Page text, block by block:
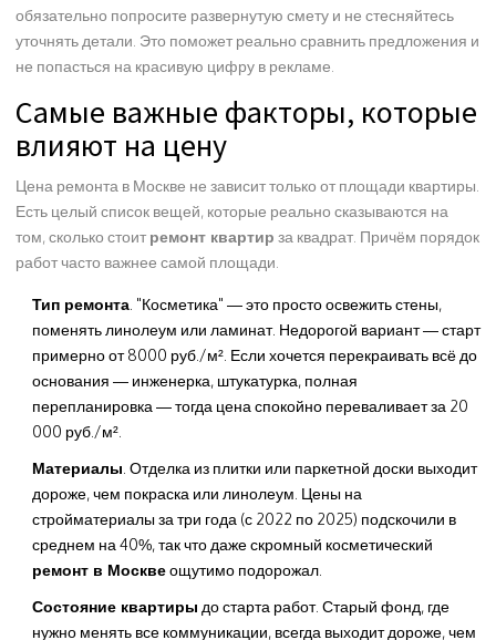
обязательно попросите развернутую смету и не стесняйтесь
уточнять детали. Это поможет реально сравнить предложения и
не попасться на красивую цифру в рекламе.
Самые важные факторы, которые
влияют на цену
Цена ремонта в Москве не зависит только от площади квартиры.
Есть целый список вещей, которые реально сказываются на
том, сколько стоит ремонт квартир за квадрат. Причём порядок
работ часто важнее самой площади.
Тип ремонта . "Косметика" — это просто освежить стены,
поменять линолеум или ламинат. Недорогой вариант — старт
примерно от 8000 руб./м². Если хочется перекраивать всё до
основания — инженерка, штукатурка, полная
перепланировка — тогда цена спокойно переваливает за 20
000 руб./м².
Материалы . Отделка из плитки или паркетной доски выходит
дороже, чем покраска или линолеум. Цены на
стройматериалы за три года (с 2022 по 2025) подскочили в
среднем на 40%, так что даже скромный косметический
ремонт в Москвеощутимо подорожал.
Состояние квартиры до старта работ. Старый фонд, где
нужно менять все коммуникации, всегда выходит дороже, чем